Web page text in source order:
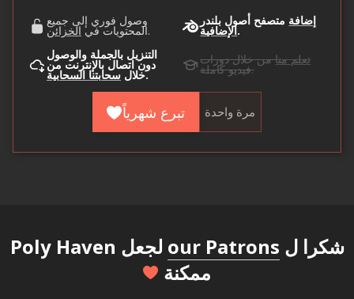
وصول فوري إلى جميع
المحتويات في الخزائن .
إضافة متصفح أصول بلندر
الإضافية.
التنزيل بالجملة والوصول
دون اتصال بالإنترنت من
خلالسحابتنا السحابية .
تعلم منامن خلال دورات
فيديو كاملة.
تبرع شهرياً مرة واحدة
شكرا ل our Patrons
لجعل Poly Haven
ممكنة